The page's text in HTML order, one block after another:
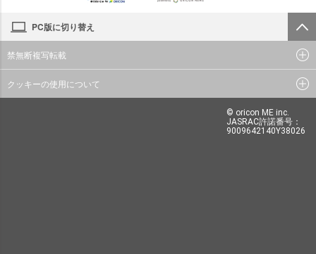
PC版に切り替え
禁無断複写転載
クッキーの使用について
© oricon ME inc.
JASRAC許諾番号：
9009642140Y38026